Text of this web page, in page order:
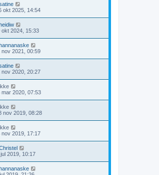
okt 2025, 14:54
okt 2024, 15:33
nov 2021, 00:59
nov 2020, 20:27
mar 2020, 07:53
nov 2019, 08:28
nov 2019, 17:17
2019, 10:17